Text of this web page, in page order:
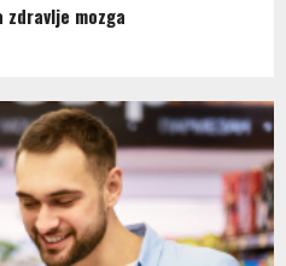
mozga